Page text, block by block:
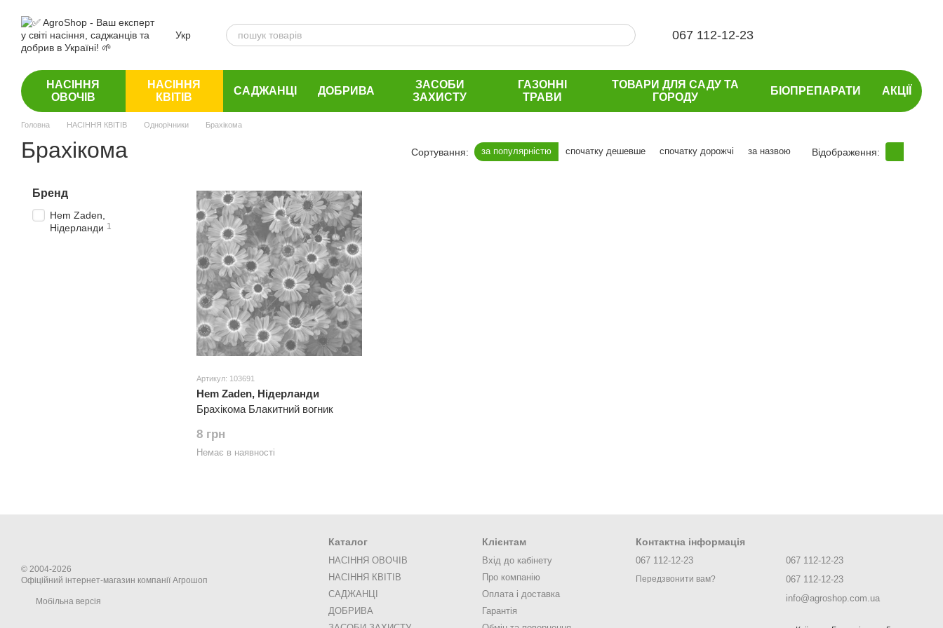
Укр 067 112-12-23
НАСІННЯ
ОВОЧІВ
НАСІННЯ
КВІТІВ
САДЖАНЦІ ДОБРИВА
ЗАСОБИ
ЗАХИСТУ
ГАЗОННІ
ТРАВИ
ТОВАРИ ДЛЯ САДУ ТА
ГОРОДУ
БІОПРЕПАРАТИ АКЦІЇ
Головна НАСІННЯ КВІТІВ Однорічники Брахікома
Брахікома Сортування: за популярністю спочатку дешевше спочатку дорожчі за назвою Відображення:
Артикул: 103691
Hem Zaden, Нідерланди
Брахікома Блакитний вогник
8 грн
Немає в наявності
Бренд
Hem Zaden,
Нідерланди 1
© 2004-2026
Офіційний інтернет-магазин компанії Агрошоп
Мобільна версія
Каталог
НАСІННЯ ОВОЧІВ
НАСІННЯ КВІТІВ
САДЖАНЦІ
ДОБРИВА
Клієнтам
Вхід до кабінету
Про компанію
Оплата і доставка
Гарантія
Контактна інформація
067 112-12-23
Передзвонити вам?
067 112-12-23
067 112-12-23
info@agroshop.com.ua